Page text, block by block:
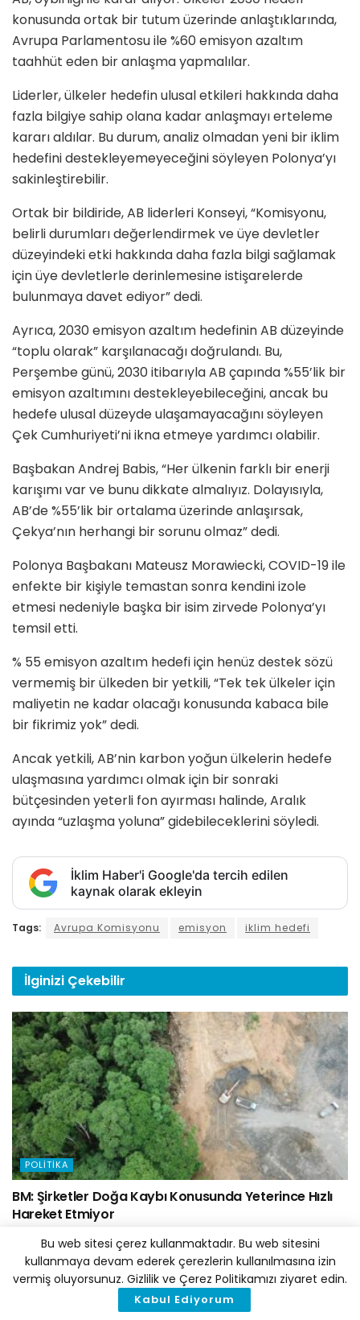
konusunda ortak bir tutum üzerinde anlaştıklarında,
Avrupa Parlamentosu ile %60 emisyon azaltım
taahhüt eden bir anlaşma yapmalılar.
Liderler, ülkeler hedefin ulusal etkileri hakkında daha
fazla bilgiye sahip olana kadar anlaşmayı erteleme
kararı aldılar. Bu durum, analiz olmadan yeni bir iklim
hedefini destekleyemeyeceğini söyleyen Polonya’yı
sakinleştirebilir.
Ortak bir bildiride, AB liderleri Konseyi, “Komisyonu,
belirli durumları değerlendirmek ve üye devletler
düzeyindeki etki hakkında daha fazla bilgi sağlamak
için üye devletlerle derinlemesine istişarelerde
bulunmaya davet ediyor” dedi.
Ayrıca, 2030 emisyon azaltım hedefinin AB düzeyinde
“toplu olarak” karşılanacağı doğrulandı. Bu,
Perşembe günü, 2030 itibarıyla AB çapında %55’lik bir
emisyon azaltımını destekleyebileceğini, ancak bu
hedefe ulusal düzeyde ulaşamayacağını söyleyen
Çek Cumhuriyeti’ni ikna etmeye yardımcı olabilir.
Başbakan Andrej Babis, “Her ülkenin farklı bir enerji
karışımı var ve bunu dikkate almalıyız. Dolayısıyla,
AB’de %55’lik bir ortalama üzerinde anlaşırsak,
Çekya’nın herhangi bir sorunu olmaz” dedi.
Polonya Başbakanı Mateusz Morawiecki, COVID-19 ile
enfekte bir kişiyle temastan sonra kendini izole
etmesi nedeniyle başka bir isim zirvede Polonya’yı
temsil etti.
% 55 emisyon azaltım hedefi için henüz destek sözü
vermemiş bir ülkeden bir yetkili, “Tek tek ülkeler için
maliyetin ne kadar olacağı konusunda kabaca bile
bir fikrimiz yok” dedi.
Ancak yetkili, AB’nin karbon yoğun ülkelerin hedefe
ulaşmasına yardımcı olmak için bir sonraki
bütçesinden yeterli fon ayırması halinde, Aralık
ayında “uzlaşma yoluna” gidebileceklerini söyledi.
İklim Haber'i Google'da tercih edilen
kaynak olarak ekleyin
Tags: Avrupa Komisyonu emisyon iklim hedefi
İlginizi Çekebilir
POLITIKA
BM: Şirketler Doğa Kaybı Konusunda Yeterince Hızlı
Hareket Etmiyor
Bu web sitesi çerez kullanmaktadır. Bu web sitesini
kullanmaya devam ederek çerezlerin kullanılmasına izin
vermiş oluyorsunuz. Gizlilik ve Çerez Politikamızı ziyaret edin.
Kabul Ediyorum